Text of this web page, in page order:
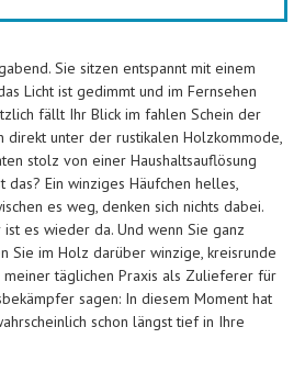
Sie sitzen entspannt mit einem
Licht ist gedimmt und im Fernsehen
fällt Ihr Blick im fahlen Schein der
direkt unter der rustikalen Holzkommode,
stolz von einer Haushaltsauflösung
das? Ein winziges Häufchen helles,
es weg, denken sich nichts dabei.
es wieder da. Und wenn Sie ganz
Sie im Holz darüber winzige, kreisrunde
meiner täglichen Praxis als Zulieferer für
sagen: In diesem Moment hat
schon längst tief in Ihre